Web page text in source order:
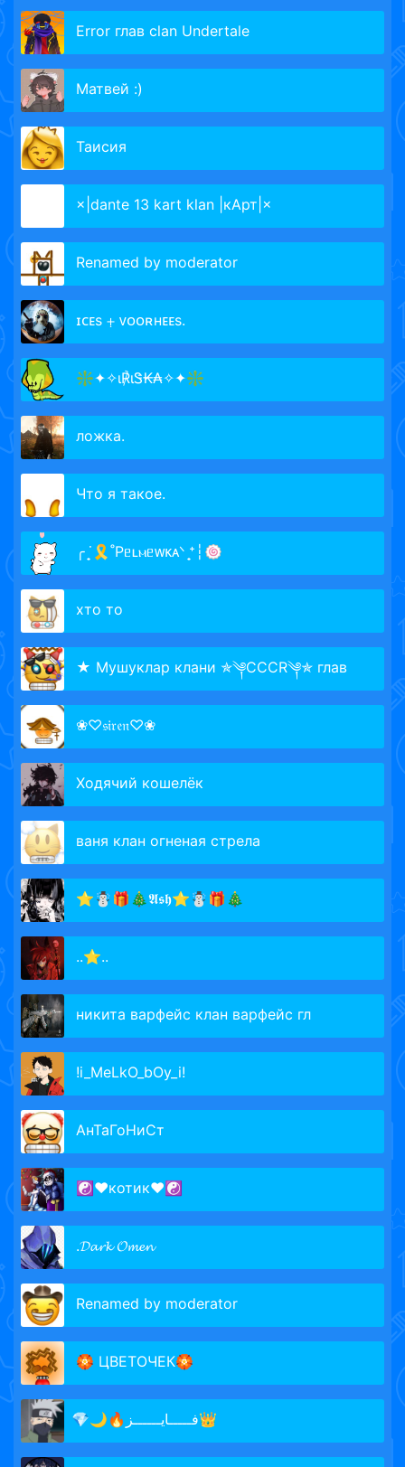
Error глав clan Undertale
Матвей :)
Таисия
×|dante 13 kart klan |кАрт|×
Renamed by moderator
ɪᴄᴇs ⨥ ᴠᴏᴏʀʜᴇᴇs.
❇✦✧ι℟ιᏕ₭₳✧✦❇
ложка.
Что я такое.
╭ ̟˙🎗˚Рᥱʟⲙᥱᴡᴋᴀᐠ ̟⁺┆🍥
хто то
★ Мушуклар клани ✯༆CCCR༆✯ глав
❀♡𝔰𝔦𝔯𝔢𝔫♡❀
Ходячий кошелёк
ваня клан огненая стрела
⭐☃🎁🎄𝕬𝖘𝖍⭐☃🎁🎄
..⭐..
никита варфейс клан варфейс гл
!i_MeLkO_bOy_i!
АнТаГоНиСт
☯♥котик♥☯
.𝓓𝓪𝓻𝓴 𝓞𝓶𝓮𝓷
Renamed by moderator
🏵 ЦВЕТОЧЕК🏵
​💎​🌙​🔥​فـــــايــــــز👑​